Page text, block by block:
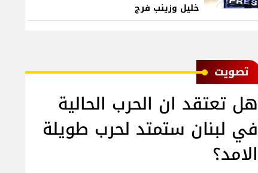
خليل وزينب فرج
ﺗﺼﻮﻳﺖ
هل تعتقد ان الحرب الحالية
في لبنان ستمتد لحرب طويلة
الامد؟